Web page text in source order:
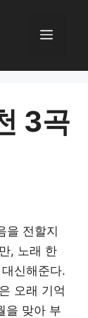
메
3곡
을 전할지
, 노래 한
신해준다.
오래 기억
을 맞아 부